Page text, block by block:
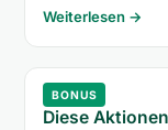
Weiterlesen →
BONUS
Diese